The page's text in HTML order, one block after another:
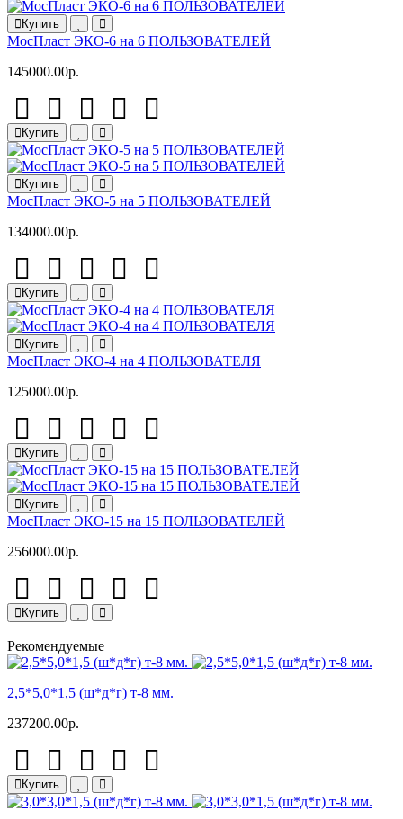
Купить
МосПласт ЭКО‑6 на 6 ПОЛЬЗОВАТЕЛЕЙ
145000.00р.
Купить
Купить
МосПласт ЭКО‑5 на 5 ПОЛЬЗОВАТЕЛЕЙ
134000.00р.
Купить
Купить
МосПласт ЭКО‑4 на 4 ПОЛЬЗОВАТЕЛЯ
125000.00р.
Купить
Купить
МосПласт ЭКО‑15 на 15 ПОЛЬЗОВАТЕЛЕЙ
256000.00р.
Купить
Рекомендуемые
2,5*5,0*1,5 (ш*д*г) т-8 мм.
237200.00р.
Купить